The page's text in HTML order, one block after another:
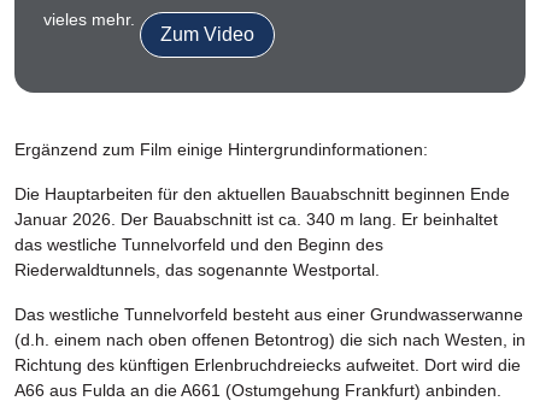
vieles mehr.
Zum Video
Ergänzend zum Film einige Hintergrundinformationen:
Die Hauptarbeiten für den aktuellen Bauabschnitt beginnen Ende
Januar 2026. Der Bauabschnitt ist ca. 340 m lang. Er beinhaltet
das westliche Tunnelvorfeld und den Beginn des
Riederwaldtunnels, das sogenannte Westportal.
Das westliche Tunnelvorfeld besteht aus einer Grundwasserwanne
(d.h. einem nach oben offenen Betontrog) die sich nach Westen, in
Richtung des künftigen Erlenbruchdreiecks aufweitet. Dort wird die
A66 aus Fulda an die A661 (Ostumgehung Frankfurt) anbinden.